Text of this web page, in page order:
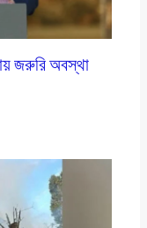
জরুরি অবস্থা